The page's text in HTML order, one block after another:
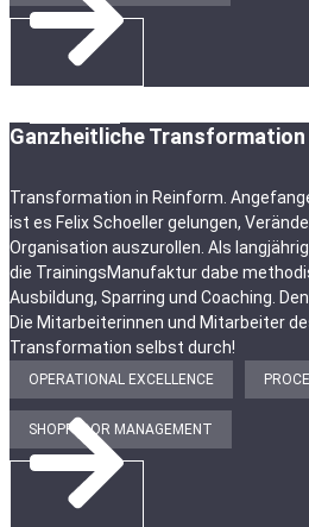
Ganzheitliche
Transformation in Reinform.
ist es Felix Schoeller gelungen,
Organisation auszurollen. Als
die TrainingsManufaktur dabe
Ausbildung, Sparring und Coaching.
Die Mitarbeiterinnen und Mitarbeiter
Transformation selbst durch!
OPERATIONAL EXCELLENCE
SHOPFLOOR MANAGEMENT